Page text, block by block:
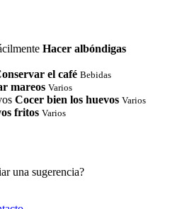
Hacer albóndigas
el café Bebidas
mareos Varios
Cocer bien los huevos Varios
fritos Varios
una sugerencia?